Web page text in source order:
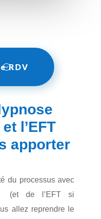
RDV
l’EFT
apporter
du processus avec
(et de l’EFT si
allez reprendre le